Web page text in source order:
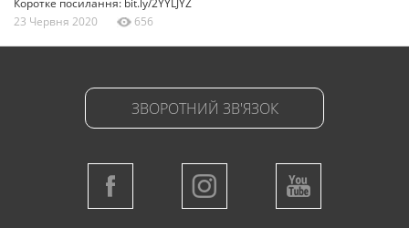
Коротке посилання: bit.ly/2YYLJYZ
23 Червня 2020
656
ЗВОРОТНИЙ ЗВ'ЯЗОК